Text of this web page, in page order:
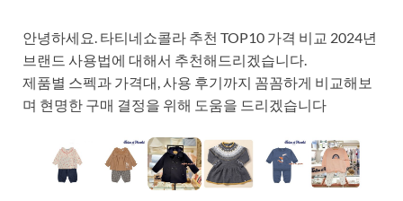
안녕하세요. 타티네쇼콜라 추천 TOP10 가격 비교 2024년
브랜드 사용법에 대해서 추천해드리겠습니다.
제품별 스펙과 가격대, 사용 후기까지 꼼꼼하게 비교해보
며 현명한 구매 결정을 위해 도움을 드리겠습니다